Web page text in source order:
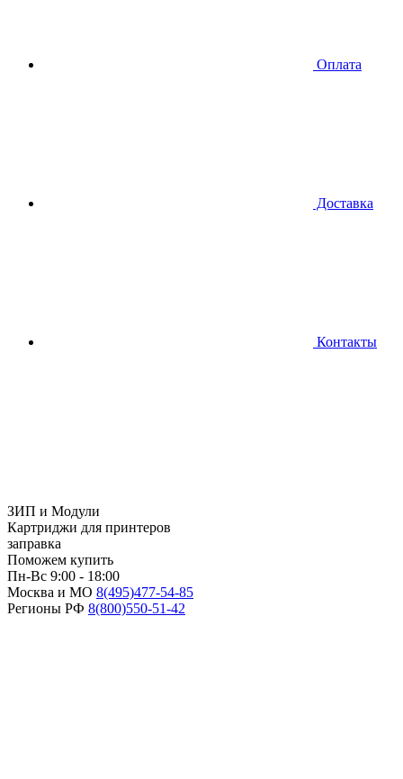
Оплата
Доставка
Контакты
ЗИП и Модули
Картриджи для принтеров
заправка
Поможем купить
Пн-Вс 9:00 - 18:00
Москва и МО 8(495)477-54-85
Регионы РФ 8(800)550-51-42